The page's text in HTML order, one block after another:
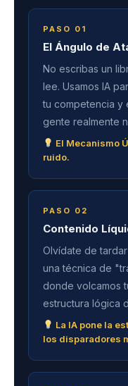
PASO 01
El Ángulo de
No escribas un
lee. Usamos IA
tu competencia y
gente realmente
El Mecanismo
ruido.
PASO 02
Contenido
Olvídate de
una técnica de
donde volcamos
estructura lógica
La IA pone la
los disparadores